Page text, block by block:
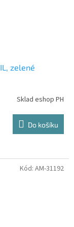
zelené
Sklad eshop PH
Do košíku
Kód: AM-31192